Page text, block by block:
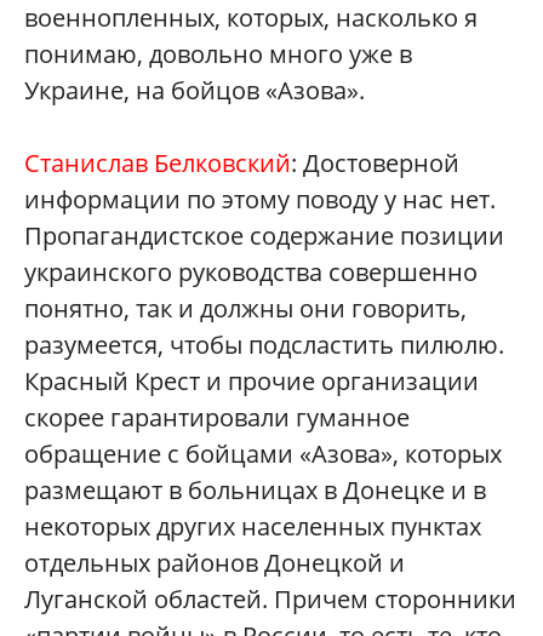
военнопленных, которых, насколько я
понимаю, довольно много уже в
Украине, на бойцов «Азова».
Станислав Белковский: Достоверной
информации по этому поводу у нас нет.
Пропагандистское содержание позиции
украинского руководства совершенно
понятно, так и должны они говорить,
разумеется, чтобы подсластить пилюлю.
Красный Крест и прочие организации
скорее гарантировали гуманное
обращение с бойцами «Азова», которых
размещают в больницах в Донецке и в
некоторых других населенных пунктах
отдельных районов Донецкой и
Луганской областей. Причем сторонники